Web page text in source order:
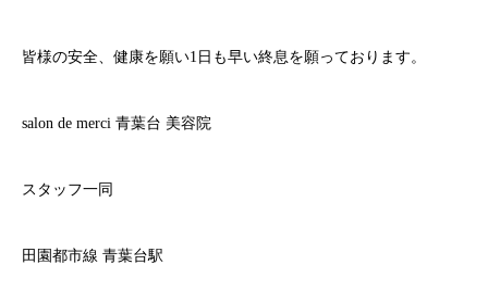
皆様の安全、健康を願い1 日も早い終息を願っております。
salon de merci 青葉台 美容院
スタッフ一同
田園都市線 青葉台駅